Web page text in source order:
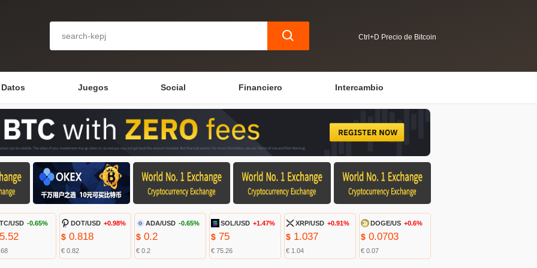
Ctrl+D Precio de Bitcoin
Datos Juegos Social Financiero Intercambio
USD -0.65% DOT/USD +0.98%
$0.818
€ 0.82
ADA/USD -0.65%
$0.2
€ 0.2
SOL/USD +1.47%
$ 75
€ 75.26
XRP/USD +0.91%
$ 1.037
€ 1.04
DOGE/US +0.6%
$ 0.0703
€ 0.07